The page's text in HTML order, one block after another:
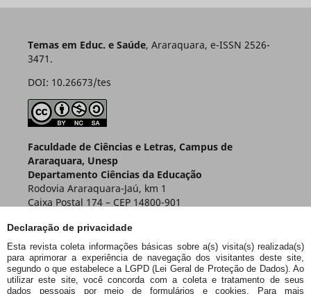
Declaração de privacidade
Esta revista coleta informações básicas sobre a(s) visita(s) realizada(s)
para aprimorar a experiência de navegação dos visitantes deste site,
segundo o que estabelece a LGPD (Lei Geral de Proteção de Dados). Ao
utilizar este site, você concorda com a coleta e tratamento de seus
dados pessoais por meio de formulários e cookies. Para mais
Temas em Educ. e Saúde, Araraquara, e-ISSN 2526-
3471.
DOI: 10.26673/tes
Faculdade de Ciências e Letras, Campus de
Araraquara, Unesp
Departamento Ciências da Educação
Rodovia Araraquara-Jaú, km 1
Caixa Postal 174 – CEP 14800-901